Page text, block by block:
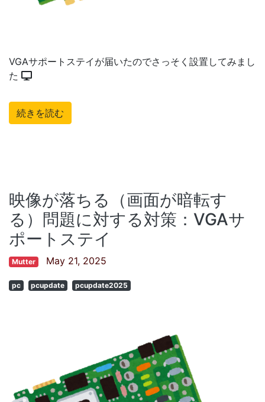
VGAサポートステイが届いたのでさっそく設置してみまし
た
続きを読む
映像が落ちる（画面が暗転す
る）問題に対する対策：VGAサ
ポートステイ
Mutter May 21, 2025
pc pcupdate pcupdate2025